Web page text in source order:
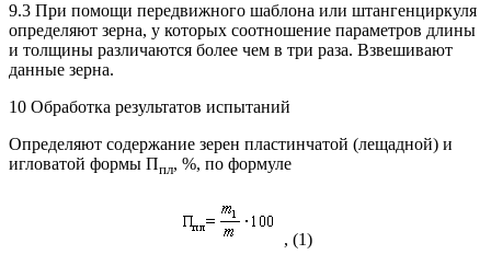
9.3 При помощи передвижного шаблона или штангенциркуля
определяют зерна, у которых соотношение параметров длины
и толщины различаются более чем в три раза. Взвешивают
данные зерна.
10 Обработка результатов испытаний
Определяют содержание зерен пластинчатой (лещадной) и
игловатой формы Ппл, %, по формуле
, (1)